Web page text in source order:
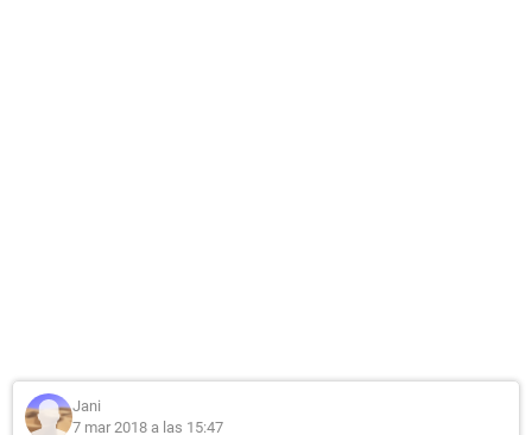
Jani
7 mar 2018 a las 15:47